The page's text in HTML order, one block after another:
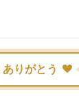
ありがとう